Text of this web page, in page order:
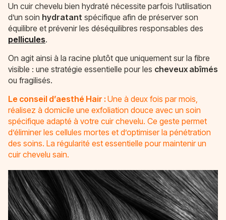
Un cuir chevelu bien hydraté nécessite parfois l’utilisation
d’un soin hydratant spécifique afin de préserver son
équilibre et prévenir les déséquilibres responsables des
pellicules.
On agit ainsi à la racine plutôt que uniquement sur la fibre
visible : une stratégie essentielle pour les cheveux abîmés
ou fragilisés.
Le conseil d’aesthé Hair : Une à deux fois par mois,
réalisez à domicile une exfoliation douce avec un soin
spécifique adapté à votre cuir chevelu. Ce geste permet
d’éliminer les cellules mortes et d’optimiser la pénétration
des soins. La régularité est essentielle pour maintenir un
cuir chevelu sain.